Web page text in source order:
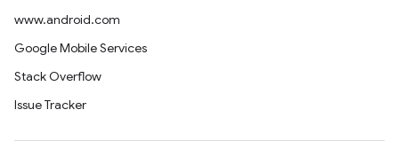
www.android.com
Google Mobile Services
Stack Overflow
Issue Tracker